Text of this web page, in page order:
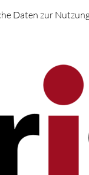
Daten zur